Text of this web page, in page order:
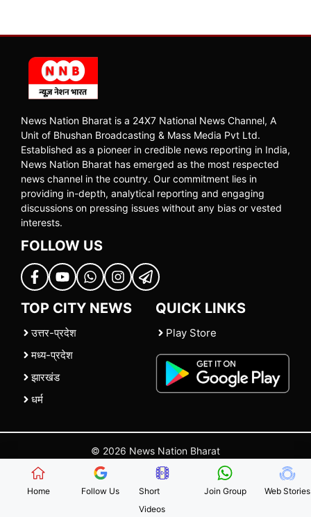
News Nation Bharat is a 24X7 National News Channel, A
Unit of Bhushan Broadcasting & Mass Media Pvt Ltd.
Established as a pioneer in credible news reporting in India,
News Nation Bharat has emerged as the most respected
news channel in the country. Our commitment lies in
providing in-depth, analytical reporting and engaging
discussions on pressing issues without any bias or vested
interests.
FOLLOW US
TOP CITY NEWS
उत्तर-प्रदेश
मध्य-प्रदेश
झारखंड
धर्म
QUICK LINKS
Play Store
© 2026 News Nation Bharat
| |Contact Us |Policies Terms and Conditions
Home Follow Us
Short
Videos
Join Group Web Stories